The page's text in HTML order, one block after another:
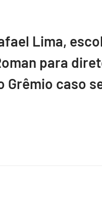
Lima,
para
Grêmio caso